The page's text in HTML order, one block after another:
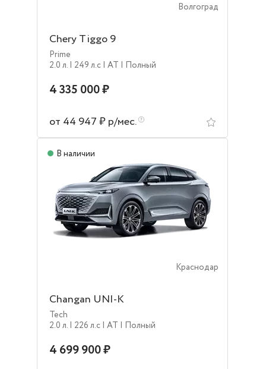
Волгоград
Chery Tiggo 9
Prime
2.0 л. | 249 л.c | AT | Полный
4 335 000 ₽
от 44 947 ₽ р/мес.
В наличии
Краснодар
Changan UNI-K
Tech
2.0 л. | 226 л.c | AT | Полный
4 699 900 ₽